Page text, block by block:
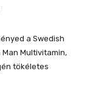
a Swedish
Multivitamin,
tökéletes